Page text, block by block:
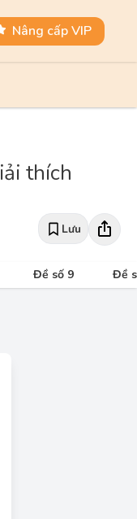
Nâng cấp VIP
thích
Lưu
Đề số 9 Đề